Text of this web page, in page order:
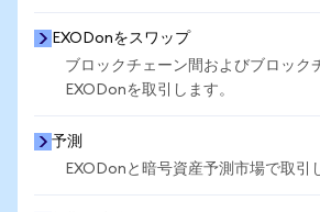
EXODonをスワップ
ブロックチェーン間およびブロック
EXODonを取引します。
予測
EXODonと暗号資産予測市場で取引